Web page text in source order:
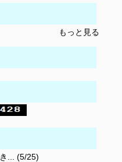
もっと見る
... (5/25)